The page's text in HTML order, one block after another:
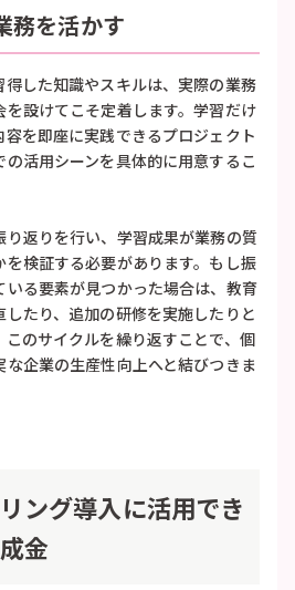
務を活かす
得した知識やスキルは、実際の業務
設けてこそ定着します。学習だけ
を即座に実践できるプロジェクト
活用シーンを具体的に用意するこ
り返りを行い、学習成果が業務の質
検証する必要があります。もし振
いる要素が見つかった場合は、教育
たり、追加の研修を実施したりと
のサイクルを繰り返すことで、個
企業の生産性向上へと結びつきま
ング導入に活用でき
金